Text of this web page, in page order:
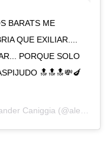
BARATS ME
QUE EXILIAR....
PORQUE SOLO
🔝🔝🔝💸🍆
Caniggia (@alexcaniggia) el